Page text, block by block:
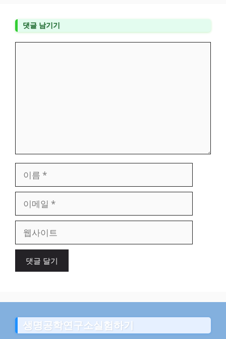
댓글 남기기
일
이
생명공학연구소실험하기